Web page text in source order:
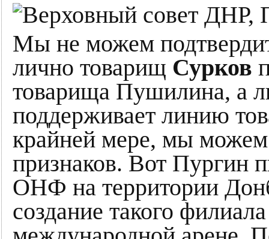
Мы не можем
лично товарищ Сурков
товарища Пушилина, а
поддерживает линию
крайней мере, мы
признаков. Вот Пургин
ОНФ на территории
создание такого